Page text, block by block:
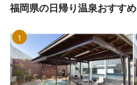
福岡県の日帰り温泉おすすめ
1位